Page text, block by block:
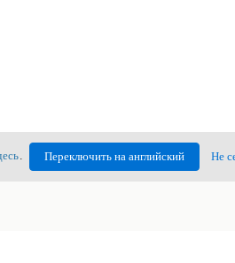
. Переключить на английский Не